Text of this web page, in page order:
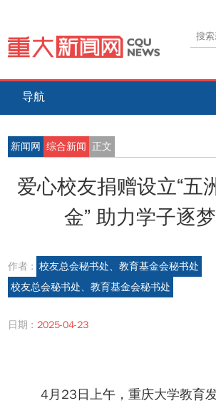
导航
新闻网 综合新闻 正文
爱心校友捐赠设立“五
金” 助力学子逐
作者 : 校友总会秘书处、教育基金会秘书处
校友总会秘书处、教育基金会秘书处
日期 : 2025-04-23
4月23日上午，重庆大学教育